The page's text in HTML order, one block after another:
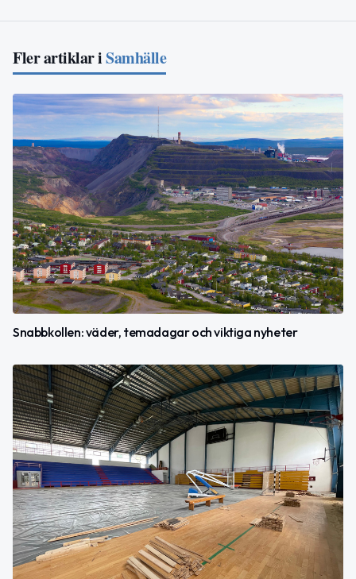
Fler artiklar iSamhälle
Snabbkollen: väder, temadagar och viktiga nyheter